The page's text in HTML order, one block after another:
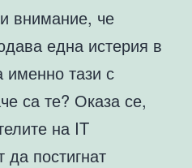
внимание, че
една истерия в
именно тази с
са те? Оказа се,
на IT
да постигнат